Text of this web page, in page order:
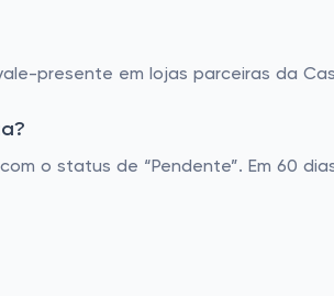
presente em lojas parceiras da
o status de “Pendente”. Em 60